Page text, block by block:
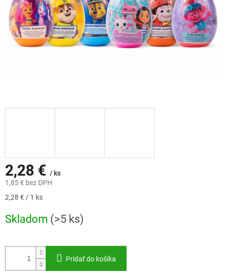
2,28 € / ks
1,85 € bez DPH
Jednotková
2,28 € / 1 ks
Skladom (>5 ks)
Pridať do košíka